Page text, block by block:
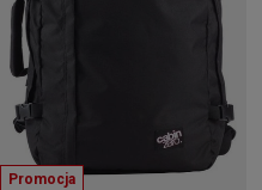
Promocja